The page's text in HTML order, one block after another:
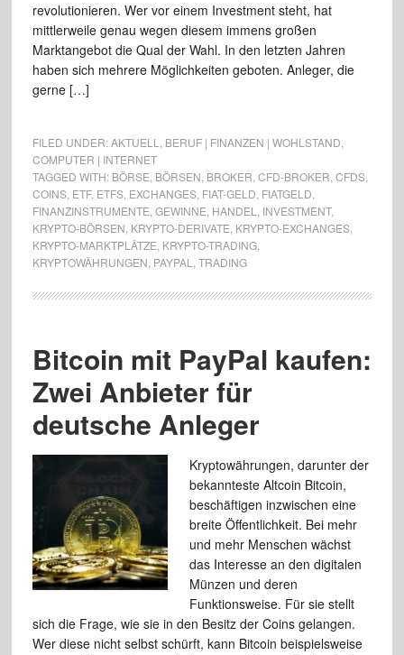
revolutionieren. Wer vor einem Investment steht, hat
mittlerweile genau wegen diesem immens großen
Marktangebot die Qual der Wahl. In den letzten Jahren
haben sich mehrere Möglichkeiten geboten. Anleger, die
gerne […]
FILED UNDER:AKTUELL BERUF | FINANZEN | WOHLSTAND
COMPUTER | INTERNET
TAGGED WITH: BÖRSE BÖRSEN BROKER CFD-BROKER CFDS,
COINS, ETF, ETFS, EXCHANGES, FIAT-GELD FIATGELD
FINANZINSTRUMENTE GEWINNE HANDEL INVESTMENT,
KRYPTO-BÖRSEN KRYPTO-DERIVATE KRYPTO-EXCHANGES,
KRYPTO-MARKTPLÄTZE KRYPTO-TRADING,
KRYPTOWÄHRUNGEN PAYPAL TRADING
Bitcoin mit PayPal kaufen:
Zwei Anbieter für
deutsche Anleger
Kryptowährungen, darunter der
bekannteste Altcoin Bitcoin,
beschäftigen inzwischen eine
breite Öffentlichkeit. Bei mehr
und mehr Menschen wächst
das Interesse an den digitalen
Münzen und deren
Funktionsweise. Für sie stellt
sich die Frage, wie sie in den Besitz der Coins gelangen.
Wer diese nicht selbst schürft, kann Bitcoin beispielsweise